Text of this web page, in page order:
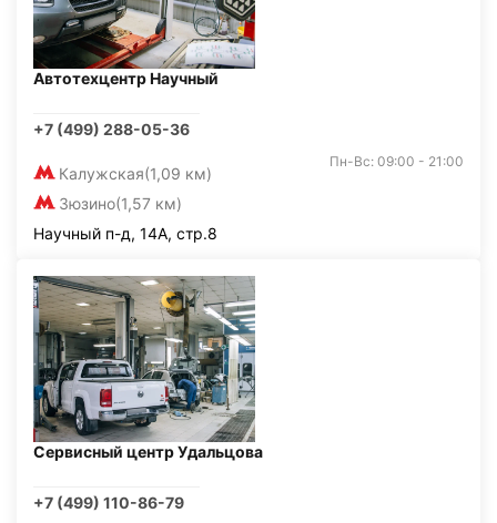
Автотехцентр Научный
+7 (499) 288-05-36
Калужская(1,09 км)
Зюзино(1,57 км)
Пн-Вс: 09:00 - 21:00
Научный п-д, 14А, стр.8
Сервисный центр Удальцова
+7 (499) 110-86-79